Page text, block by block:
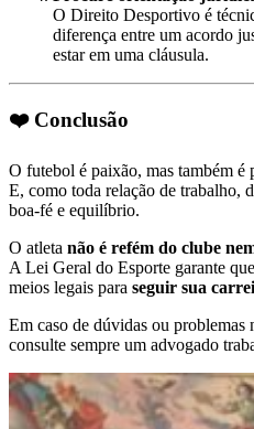
O Direito Desportivo é
diferença entre um acordo
estar em uma cláusula.
❤️ Conclusão
O futebol é paixão, mas também é
E, como toda relação de trabalho,
boa-fé e equilíbrio.
O atleta não é refém do clube
A Lei Geral do Esporte garante
meios legais para seguir sua
Em caso de dúvidas ou problemas
consulte sempre um advogado